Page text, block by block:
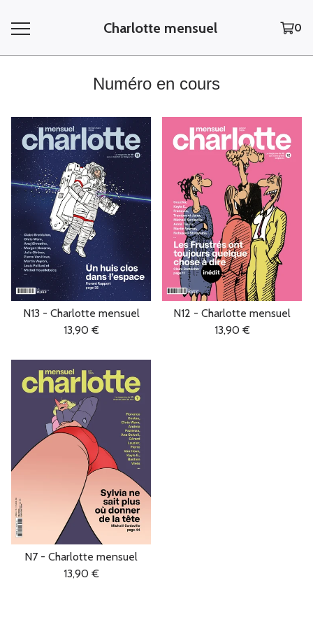
Charlotte mensuel 0
Numéro en cours
N13 - Charlotte mensuel
13,90 €
N12 - Charlotte mensuel
13,90 €
N7 - Charlotte mensuel
13,90 €